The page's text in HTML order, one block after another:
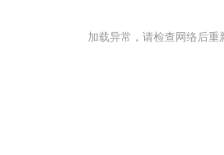
加载异常，请检查网络后重